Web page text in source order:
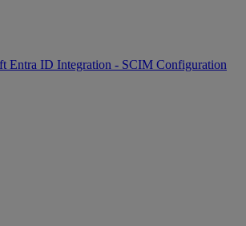
Entra ID Integration - SCIM Configuration